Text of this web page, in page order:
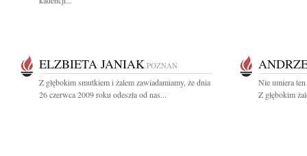
ELZBIETA JANIAK POZNAŃ
Z głębokim smutkiem i żalem zawiadamiamy, że dnia
26 czerwca 2009 roku odeszła od nas...
Nie umiera
Z głębokim